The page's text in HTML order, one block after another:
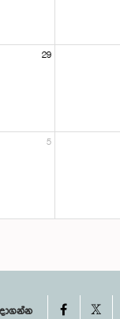
29
5
Facebook